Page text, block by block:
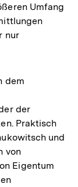
Umfang
nur
dem
der
Praktisch
und
von
Eigentum